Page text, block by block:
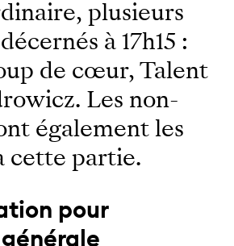
plusieurs
à 17h15 :
de cœur, Talent
Les non-
également les
cette partie.
pour